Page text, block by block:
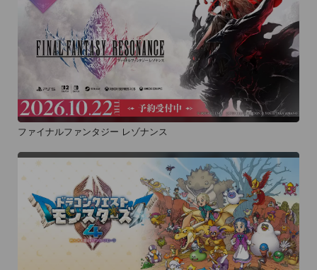
ファイナルファンタジー レゾナンス